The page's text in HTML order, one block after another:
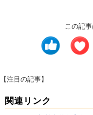
この記
【注目の記事】
関連リンク